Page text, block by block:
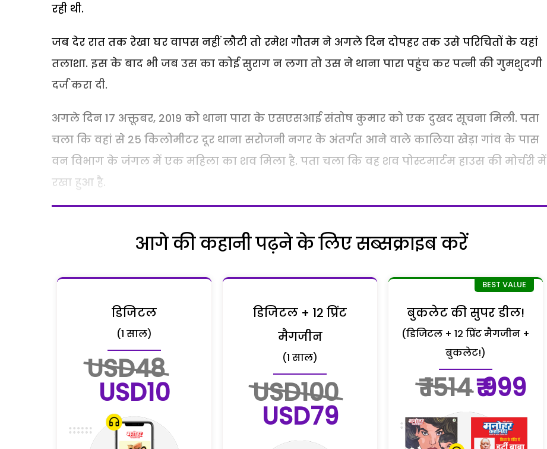
रही थी.
जब देर रात तक रेखा घर वापस नहीं लौटी तो रमेश गौतम ने अगले दिन दोपहर तक उसे परिचितों के यहां
तलाशा. इस के बाद भी जब उस का कोई सुराग न लगा तो उस ने थाना पारा पहुंच कर पत्नी की गुमशुदगी
दर्ज करा दी.
अगले दिन 17 अक्तूबर, 2019 को थाना पारा के एसएसआई संतोष कुमार को एक दुखद सूचना मिली. पता
चला कि वहां से 25 किलोमीटर दूर थाना सरोजनी नगर के अंतर्गत आने वाले कालिया खेड़ा गांव के पास
वन विभाग के जंगल में एक महिला का शव मिला है. पता चला कि वह शव पोस्टमार्टम हाउस की मोर्चरी में
रखा हुआ है.
आगे की कहानी पढ़ने के लिए सब्सक्राइब करें
डिजिटल
(1 साल)
USD48
USD10
डिजिटल + 12 प्रिंट
मैगजीन
(1 साल)
USD100
USD79
बुकलेट की सुपर डील!
(डिजिटल + 12 प्रिंट मैगजीन +
बुकलेट!)
₹ 1514₹ 999